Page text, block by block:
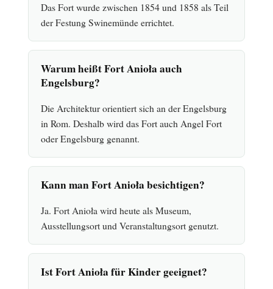
Das Fort wurde zwischen 1854 und 1858 als Teil
der Festung Swinemünde errichtet.
Warum heißt Fort Anioła auch
Engelsburg?
Die Architektur orientiert sich an der Engelsburg
in Rom. Deshalb wird das Fort auch Angel Fort
oder Engelsburg genannt.
Kann man Fort Anioła besichtigen?
Ja. Fort Anioła wird heute als Museum,
Ausstellungsort und Veranstaltungsort genutzt.
Ist Fort Anioła für Kinder geeignet?